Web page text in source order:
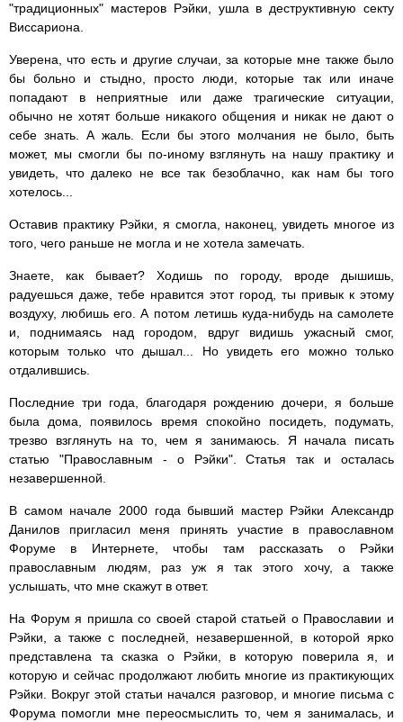
"традиционных" мастеров Рэйки, ушла в деструктивную секту
Виссариона.
Уверена, что есть и другие случаи, за которые мне также было
бы больно и стыдно, просто люди, которые так или иначе
попадают в неприятные или даже трагические ситуации,
обычно не хотят больше никакого общения и никак не дают о
себе знать. А жаль. Если бы этого молчания не было, быть
может, мы смогли бы по-иному взглянуть на нашу практику и
увидеть, что далеко не все так безоблачно, как нам бы того
хотелось...
Оставив практику Рэйки, я смогла, наконец, увидеть многое из
того, чего раньше не могла и не хотела замечать.
Знаете, как бывает? Ходишь по городу, вроде дышишь,
радуешься даже, тебе нравится этот город, ты привык к этому
воздуху, любишь его. А потом летишь куда-нибудь на самолете
и, поднимаясь над городом, вдруг видишь ужасный смог,
которым только что дышал... Но увидеть его можно только
отдалившись.
Последние три года, благодаря рождению дочери, я больше
была дома, появилось время спокойно посидеть, подумать,
трезво взглянуть на то, чем я занимаюсь. Я начала писать
статью "Православным - о Рэйки". Статья так и осталась
незавершенной.
В самом начале 2000 года бывший мастер Рэйки Александр
Данилов пригласил меня принять участие в православном
Форуме в Интернете, чтобы там рассказать о Рэйки
православным людям, раз уж я так этого хочу, а также
услышать, что мне скажут в ответ.
На Форум я пришла со своей старой статьей о Православии и
Рэйки, а также с последней, незавершенной, в которой ярко
представлена та сказка о Рэйки, в которую поверила я, и
которую и сейчас продолжают любить многие из практикующих
Рэйки. Вокруг этой статьи начался разговор, и многие письма с
Форума помогли мне переосмыслить то, чем я занималась, и